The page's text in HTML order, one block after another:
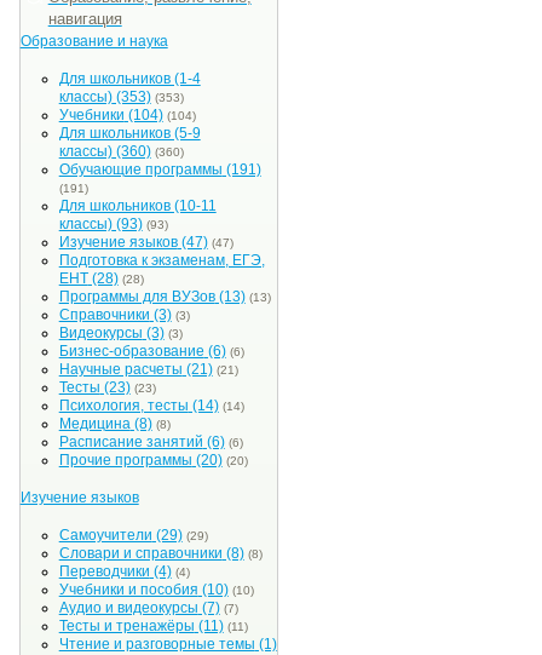
навигация
Образование и наука
Для школьников (1-4
классы)(353) (353)
Учебники (104) (104)
Для школьников (5-9
классы)(360) (360)
Обучающие программы (191)
(191)
Для школьников (10-11
классы)(93) (93)
Изучение языков(47) (47)
Подготовка к экзаменам, ЕГЭ,
ЕНТ(28) (28)
Программы для ВУЗов(13) (13)
Справочники (3) (3)
Видеокурсы (3) (3)
Бизнес-образование (6) (6)
Научные расчеты (21) (21)
Тесты (23) (23)
Психология, тесты (14) (14)
Медицина(8) (8)
Расписание занятий (6) (6)
Прочие программы (20) (20)
Изучение языков
Самоучители (29) (29)
Словари и справочники (8) (8)
Переводчики (4) (4)
Учебники и пособия (10) (10)
Аудио и видеокурсы (7) (7)
Тесты и тренажёры (11) (11)
Чтение и разговорные темы (1)